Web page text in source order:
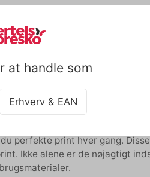
at handle som
Erhverv & EAN
skarpe og klare udskrifter.
print.
hensyn til miljøet og er
perfekte print hver gang.
Ikke alene er de nøjagtigt